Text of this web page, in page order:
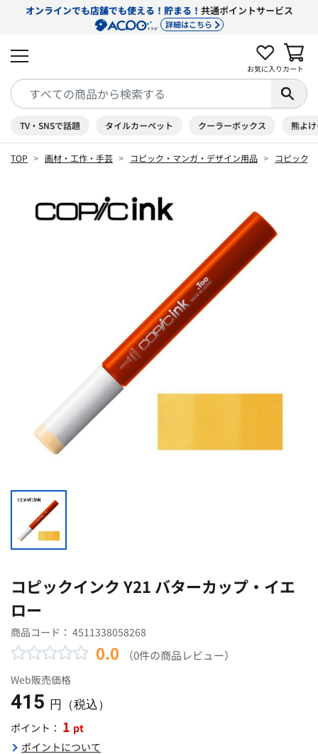
オンラインでも店舗でも使える！貯まる！ 共通ポイントサービス
詳細はこちら
お気に入り カート
TV・SNSで話題 タイルカーペット クーラーボックス 熊よ
TOP 画材・工作・手芸 コピック・マンガ・デザイン用品 コピック
コピックインク Y21 バターカップ・イエ
ロー
商品コード： 4511338058268
0.0 （0件の商品レビュー）
Web販売価格
415 円（税込）
ポイント： 1 pt
ポイントについて